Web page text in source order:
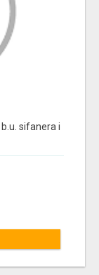
sifanera i